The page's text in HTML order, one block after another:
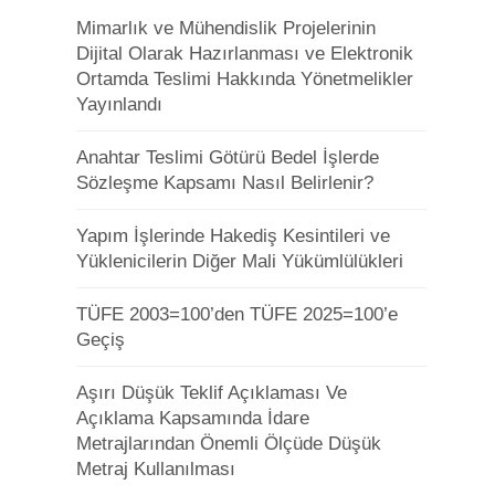
Mimarlık ve Mühendislik Projelerinin
Dijital Olarak Hazırlanması ve Elektronik
Ortamda Teslimi Hakkında Yönetmelikler
Yayınlandı
Anahtar Teslimi Götürü Bedel İşlerde
Sözleşme Kapsamı Nasıl Belirlenir?
Yapım İşlerinde Hakediş Kesintileri ve
Yüklenicilerin Diğer Mali Yükümlülükleri
TÜFE 2003=100’den TÜFE 2025=100’e
Geçiş
Aşırı Düşük Teklif Açıklaması Ve
Açıklama Kapsamında İdare
Metrajlarından Önemli Ölçüde Düşük
Metraj Kullanılması